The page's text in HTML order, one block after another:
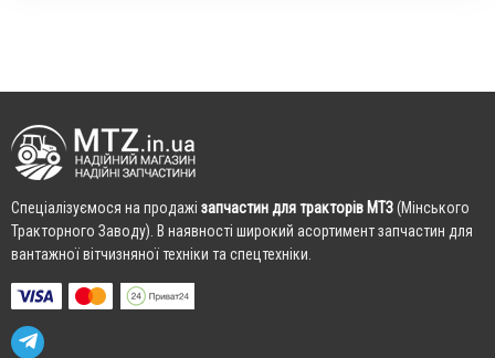
Cпеціалізуємося на продажі запчастин для тракторів МТЗ(Мінського
Тракторного Заводу). В наявності широкий асортимент запчастин для
вантажної вітчизняної техніки та спецтехніки.